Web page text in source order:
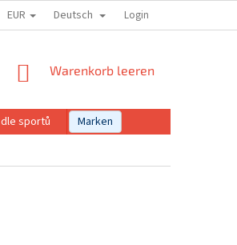
EUR Deutsch Login
WARENKORB
Warenkorb leeren
dle sportů
Marken